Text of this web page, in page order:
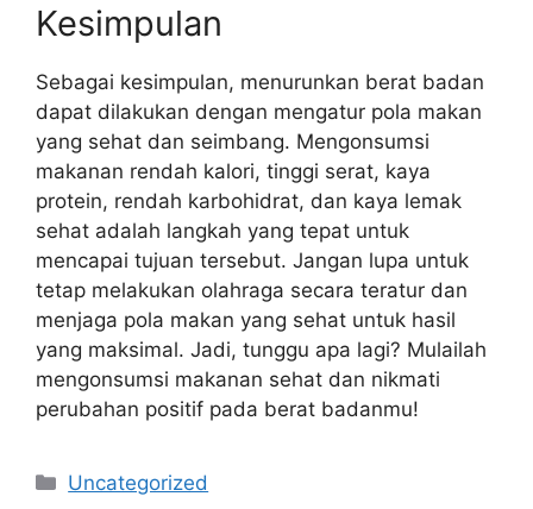
Kesimpulan
Sebagai kesimpulan, menurunkan berat badan
dapat dilakukan dengan mengatur pola makan
yang sehat dan seimbang. Mengonsumsi
makanan rendah kalori, tinggi serat, kaya
protein, rendah karbohidrat, dan kaya lemak
sehat adalah langkah yang tepat untuk
mencapai tujuan tersebut. Jangan lupa untuk
tetap melakukan olahraga secara teratur dan
menjaga pola makan yang sehat untuk hasil
yang maksimal. Jadi, tunggu apa lagi? Mulailah
mengonsumsi makanan sehat dan nikmati
perubahan positif pada berat badanmu!
Categories
Uncategorized